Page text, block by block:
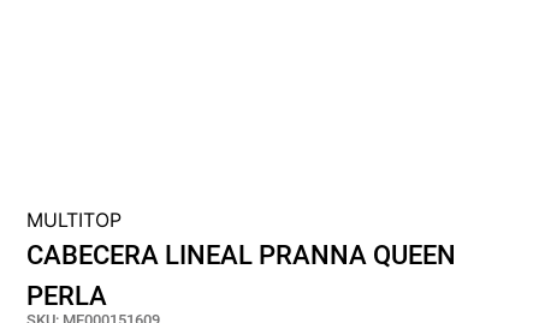
MULTITOP
CABECERA LINEAL PRANNA QUEEN
PERLA